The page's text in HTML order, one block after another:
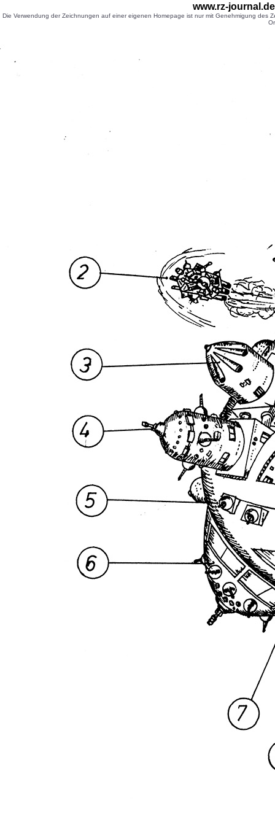
www.rz-
Die Verwendung der Zeichnungen auf einer eigenen Homepage ist nur mit Genehmigung